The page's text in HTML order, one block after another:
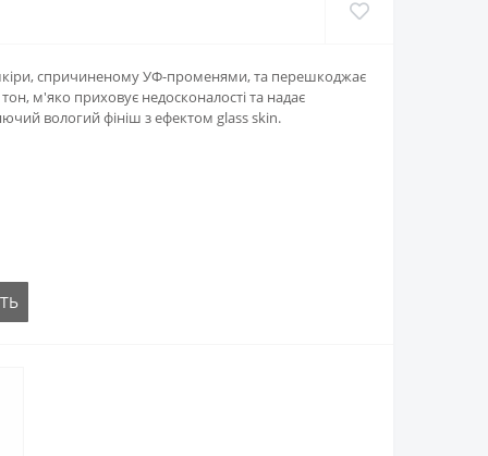
спричиненому УФ-променями, та перешкоджає
м'яко приховує недосконалості та надає
вологий фініш з ефектом glass skin.